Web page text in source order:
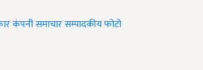
कंपनी समाचारसम्पादकीयफोटो